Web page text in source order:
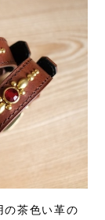
の茶色い革の